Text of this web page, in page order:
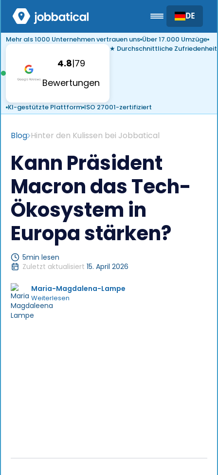
DE
Mehr als 1000 Unternehmen vertrauen uns Über 17.000 Umzüge
4.8|79
Bewertungen
★ Durchschnittliche Zufriedenheit
KI-gestützte Plattform ISO 27001-zertifiziert
Blog Hinter den Kulissen bei Jobbatical
Kann Präsident
Macron das Tech-
Ökosystem in
Europa stärken?
5min lesen
Zuletzt aktualisiert 15. April 2026
Maria-Magdalena-Lampe
Weiterlesen